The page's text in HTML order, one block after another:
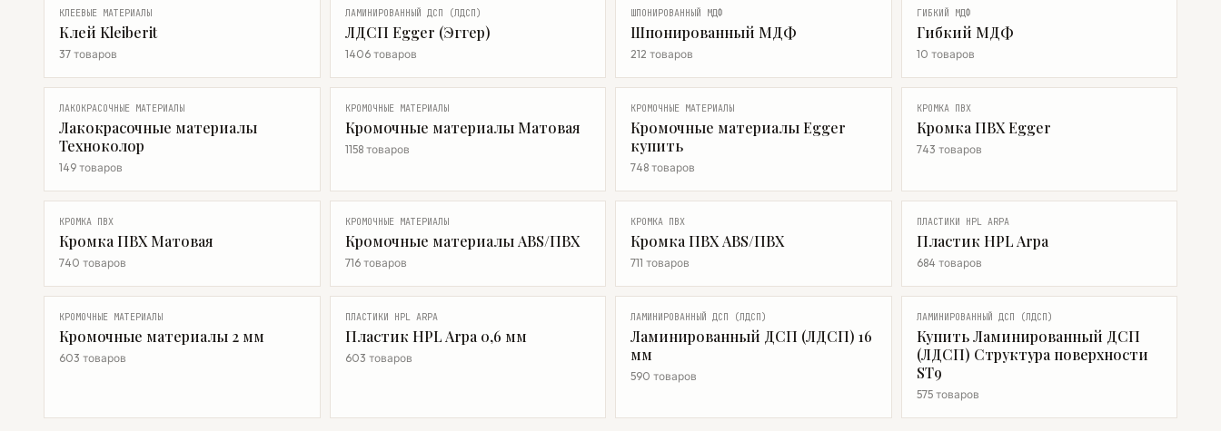
КЛЕЕВЫЕ МАТЕРИАЛЫ
Клей Kleiberit
37 товаров
ЛАМИНИРОВАННЫЙ ДСП (ЛДСП)
ЛДСП Egger (Эггер)
1406 товаров
ШПОНИРОВАННЫЙ МДФ
Шпонированный МДФ
212 товаров
ГИБКИЙ МДФ
Гибкий МДФ
10 товаров
ЛАКОКРАСОЧНЫЕ МАТЕРИАЛЫ
Лакокрасочные материалы
Техноколор
149 товаров
КРОМОЧНЫЕ МАТЕРИАЛЫ
Кромочные материалы Матовая
1158 товаров
КРОМОЧНЫЕ МАТЕРИАЛЫ
Кромочные материалы Egger
купить
748 товаров
КРОМКА ПВХ
Кромка ПВХ Egger
743 товаров
КРОМКА ПВХ
Кромка ПВХ Матовая
740 товаров
КРОМОЧНЫЕ МАТЕРИАЛЫ
Кромочные материалы ABS/ПВХ
716 товаров
КРОМКА ПВХ
Кромка ПВХ ABS/ПВХ
711 товаров
ПЛАСТИКИ HPL ARPA
Пластик HPL Arpa
684 товаров
КРОМОЧНЫЕ МАТЕРИАЛЫ
Кромочные материалы 2 мм
603 товаров
ПЛАСТИКИ HPL ARPA
Пластик HPL Arpa 0,6 мм
603 товаров
ЛАМИНИРОВАННЫЙ ДСП (ЛДСП)
Ламинированный ДСП (ЛДСП) 16
мм
590 товаров
ЛАМИНИРОВАННЫЙ ДСП (ЛДСП)
Купить Ламинированный ДСП
(ЛДСП) Структура поверхности
ST9
575 товаров